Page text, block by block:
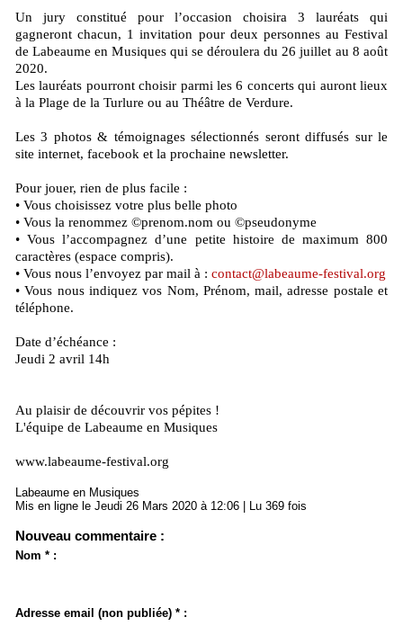
Un jury constitué pour l’occasion choisira 3 lauréats qui
gagneront chacun, 1 invitation pour deux personnes au Festival
de Labeaume en Musiques qui se déroulera du 26 juillet au 8 août
2020.
Les lauréats pourront choisir parmi les 6 concerts qui auront lieux
à la Plage de la Turlure ou au Théâtre de Verdure.
Les 3 photos & témoignages sélectionnés seront diffusés sur le
site internet, facebook et la prochaine newsletter.
Pour jouer, rien de plus facile :
• Vous choisissez votre plus belle photo
• Vous la renommez ©prenom.nom ou ©pseudonyme
• Vous l’accompagnez d’une petite histoire de maximum 800
caractères (espace compris).
• Vous nous l’envoyez par mail à : contact@labeaume-festival.org
• Vous nous indiquez vos Nom, Prénom, mail, adresse postale et
téléphone.
Date d’échéance :
Jeudi 2 avril 14h
Au plaisir de découvrir vos pépites !
L'équipe de Labeaume en Musiques
www.labeaume-festival.org
Labeaume en Musiques
Mis en ligne le Jeudi 26 Mars 2020 à 12:06 | Lu 369 fois
Nouveau commentaire :
Nom * :
Adresse email (non publiée) * :